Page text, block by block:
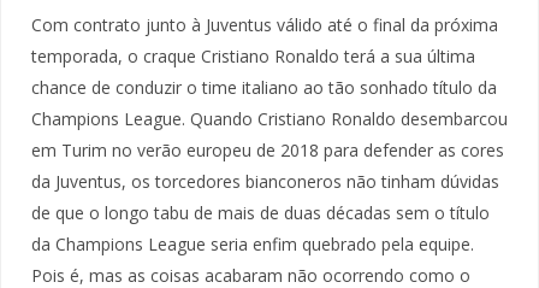
Com contrato junto à Juventus válido até o final da próxima
temporada, o craque Cristiano Ronaldo terá a sua última
chance de conduzir o time italiano ao tão sonhado título da
Champions League. Quando Cristiano Ronaldo desembarcou
em Turim no verão europeu de 2018 para defender as cores
da Juventus, os torcedores bianconeros não tinham dúvidas
de que o longo tabu de mais de duas décadas sem o título
da Champions League seria enfim quebrado pela equipe.
Pois é, mas as coisas acabaram não ocorrendo como o